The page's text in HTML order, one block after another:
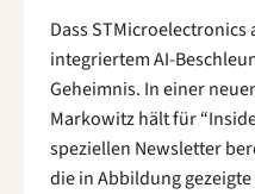
Dass
integriertem AI-
Geheimnis. In einer
Markowitz hält für
speziellen Newsletter
die in Abbildung